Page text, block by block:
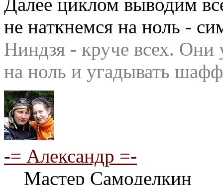
не наткнемся на ноль -
Ниндзя - круче всех. Они
на ноль и угадывать
-= Александр =-
Мастер Самоделкин